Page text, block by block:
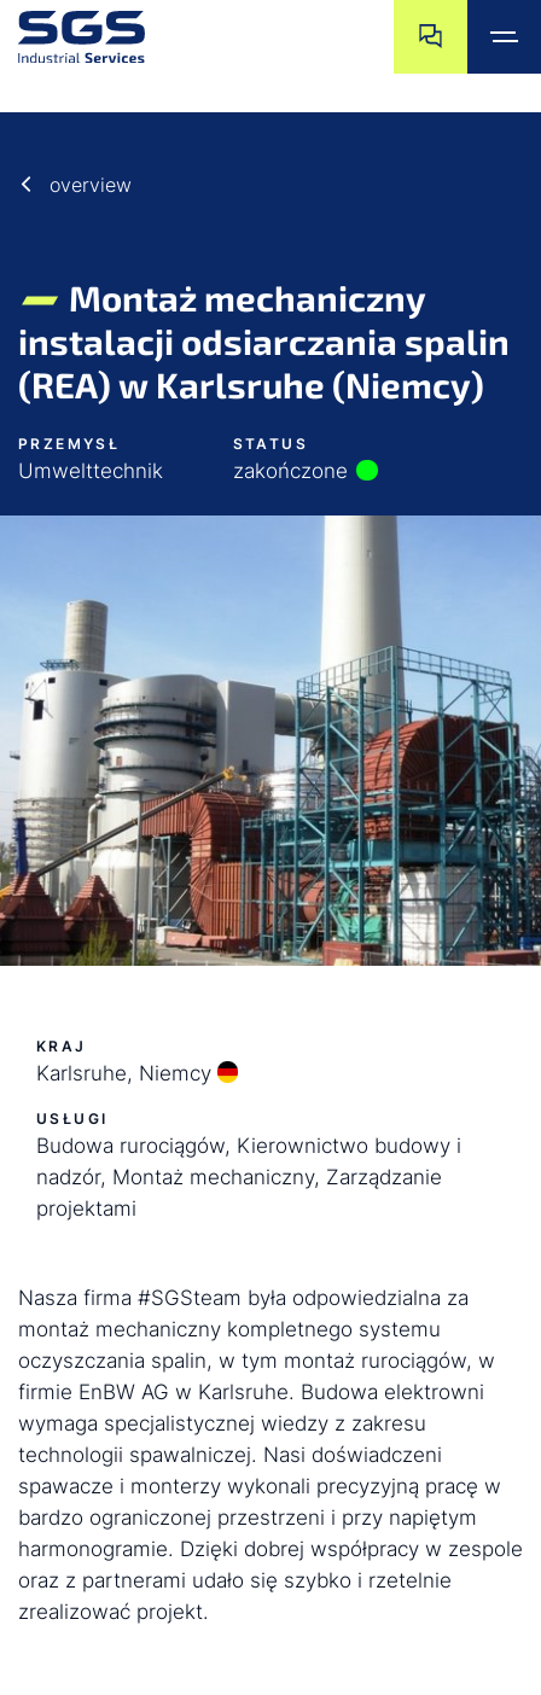
overview
Montaż mechaniczny
instalacji odsiarczania spalin
(REA) w Karlsruhe (Niemcy)
PRZEMYSŁ
Umwelttechnik
STATUS
zakończone
KRAJ
Karlsruhe, Niemcy
USŁUGI
Budowa rurociągów, Kierownictwo budowy i
nadzór, Montaż mechaniczny, Zarządzanie
projektami
Nasza firma #SGSteam była odpowiedzialna za
montaż mechaniczny kompletnego systemu
oczyszczania spalin, w tym montaż rurociągów, w
firmie EnBW AG w Karlsruhe. Budowa elektrowni
wymaga specjalistycznej wiedzy z zakresu
technologii spawalniczej. Nasi doświadczeni
spawacze i monterzy wykonali precyzyjną pracę w
bardzo ograniczonej przestrzeni i przy napiętym
harmonogramie. Dzięki dobrej współpracy w zespole
oraz z partnerami udało się szybko i rzetelnie
zrealizować projekt.